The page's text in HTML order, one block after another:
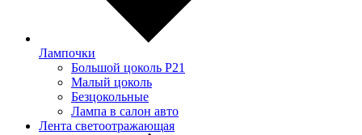
Лампочки
Большой цоколь P21
Малый цоколь
Безцокольные
Лампа в салон авто
Лента светоотражающая